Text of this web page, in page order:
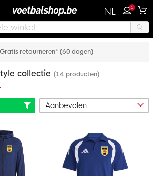
NL 1
Gratis retourneren* (60 dagen)
collectie (14 producten)